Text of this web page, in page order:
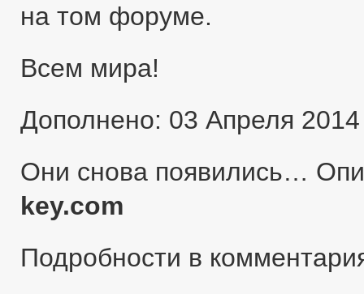
на том форуме.
Всем мира!
Дополнено: 03 Апреля 2014
Они снова появились…
key.com
Подробности в